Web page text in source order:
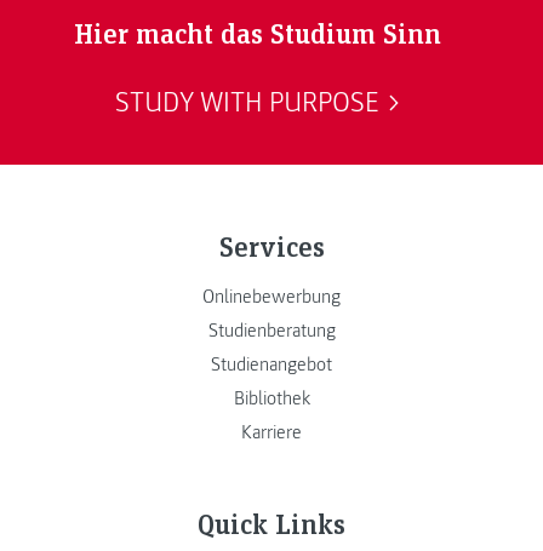
Hier macht das Studium Sinn
STUDY WITH PURPOSE
Services
Onlinebewerbung
Studienberatung
Studienangebot
Bibliothek
Karriere
Quick Links